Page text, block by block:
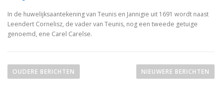
In de huwelijksaantekening van Teunis en Jannigie uit 1691 wordt naast
Leendert Cornelisz, de vader van Teunis, nog een tweede getuige
genoemd, ene Carel Carelse.
e
r
OUDERE BERICHTEN NIEUWERE BERICHTEN